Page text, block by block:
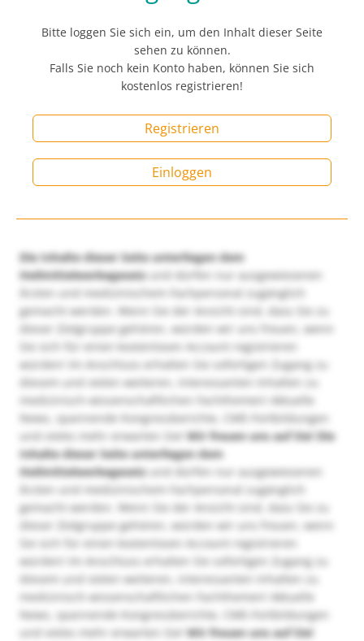
Bitte loggen Sie sich ein, um den Inhalt dieser Seite
sehen zu können.
Falls Sie noch kein Konto haben, können Sie sich
kostenlos registrieren!
Registrieren
Einloggen
Die Inhalte dieser Seite unterliegen dem
Heilmittelwerbegesetzund dürfen nur ausgewiesenen
Ärzten und medizinischem Fachpersonal zugänglich
gemacht werden. Wenn Sie der Ansicht sind, dass Sie zu
dieser Zielgruppe gehören, würden wir uns freuen, wenn
Sie sich für einen kostenlosen Account registrieren
würden! Im Anschluss erhalten Sie sofortigen Zugang zu
diesem und vielen weiteren, interessanten Inhalten zu
medizinisch-wissenschaftlichen Fachthemen! Aktuelle
News, spannende Kongressberichte, CME-Fortbildungen
und vieles mehr erwarten Sie!Wir freuen uns auf Sie! Die
Inhalte dieser Seite unterliegen dem
Heilmittelwerbegesetzund dürfen nur ausgewiesenen
Ärzten und medizinischem Fachpersonal zugänglich
gemacht werden. Wenn Sie der Ansicht sind, dass Sie zu
dieser Zielgruppe gehören, würden wir uns freuen, wenn
Sie sich für einen kostenlosen Account registrieren
würden! Im Anschluss erhalten Sie sofortigen Zugang zu
diesem und vielen weiteren, interessanten Inhalten zu
medizinisch-wissenschaftlichen Fachthemen! Aktuelle
News, spannende Kongressberichte, CME-Fortbildungen
und vieles mehr erwarten Sie!Wir freuen uns auf Sie!